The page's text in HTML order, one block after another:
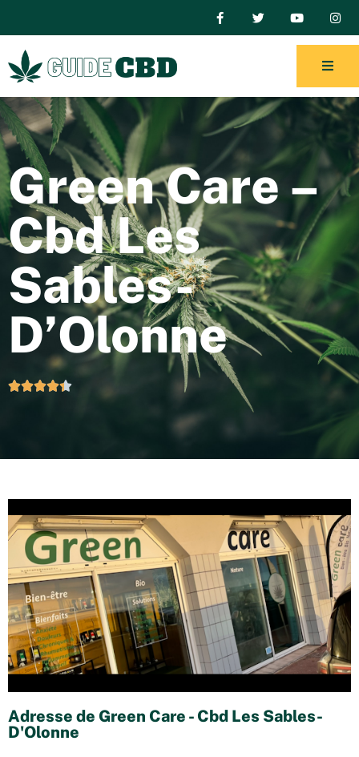
Green Care –
Cbd Les
Sables-
D’Olonne

Adresse de Green Care - Cbd Les Sables-
D'Olonne